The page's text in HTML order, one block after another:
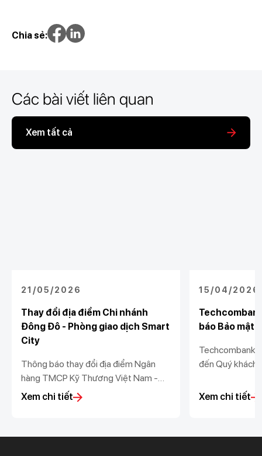
Chia sẻ:
Các bài viết liên quan
Xem tất cả
21/05/2026
Thay đổi địa điểm Chi nhánh
Đông Đô - Phòng giao dịch Smart
City
Thông báo thay đổi địa điểm Ngân
hàng TMCP Kỹ Thương Việt Nam -
Chi nhánh Đông Đô - Phòng giao dịch
Xem chi tiết
15/04/2026
báo Bảo mật
Techcombank
đến Quý khách
dữ liệu
Chính phủ ban
Xem chi tiết